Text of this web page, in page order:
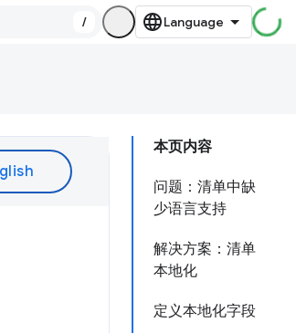
/
本页内容
问题：清单中缺
少语言支持
解决方案：清单
本地化
定义本地化字段